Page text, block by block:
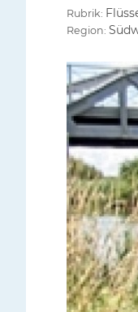
Rubrik:
Region: